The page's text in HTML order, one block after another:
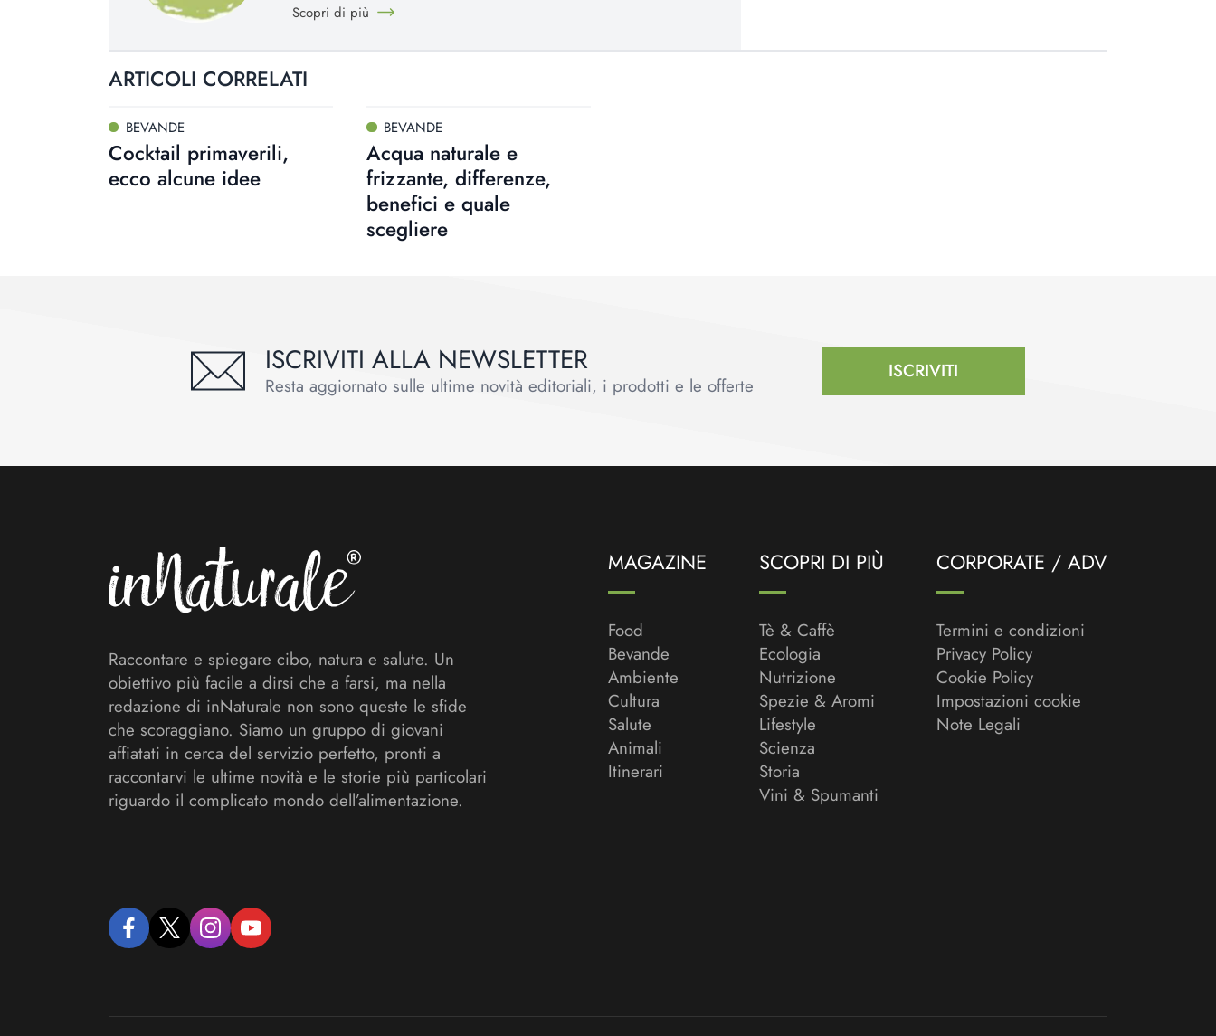
Scopri di più
ARTICOLI CORRELATI
BEVANDE
Cocktail primaverili,
ecco alcune idee
BEVANDE
Acqua naturale e
frizzante, differenze,
benefici e quale
scegliere
ISCRIVITI ALLA NEWSLETTER
Resta aggiornato sulle ultime novità editoriali, i prodotti e le offerte
ISCRIVITI
Raccontare e spiegare cibo, natura e salute. Un
obiettivo più facile a dirsi che a farsi, ma nella
redazione di inNaturale non sono queste le sfide
che scoraggiano. Siamo un gruppo di giovani
affiatati in cerca del servizio perfetto, pronti a
raccontarvi le ultime novità e le storie più particolari
riguardo il complicato mondo dell’alimentazione.
facebooktwitter instagramyoutube
MAGAZINE
Food
Bevande
Ambiente
Cultura
Salute
Animali
Itinerari
SCOPRI DI PIÙ
Tè & Caffè
Ecologia
Nutrizione
Spezie & Aromi
Lifestyle
Scienza
Storia
Vini & Spumanti
CORPORATE / ADV
Termini e condizioni
Privacy Policy
Cookie Policy
Impostazioni cookie
Note Legali